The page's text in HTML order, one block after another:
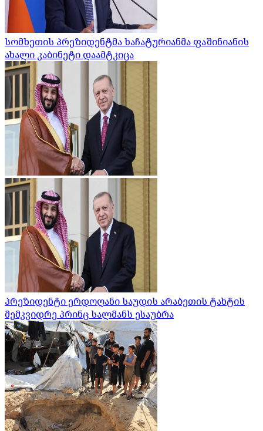
სომხეთის პრეზიდენტმა ხაჩატურიანმა ფაშინიანის
ახალი კაბინეტი დაამტკიცა
პრეზიდენტი ერდოღანი საუდის არაბეთის ტახტის
მემკვიდრე პრინც სალმანს ესაუბრა